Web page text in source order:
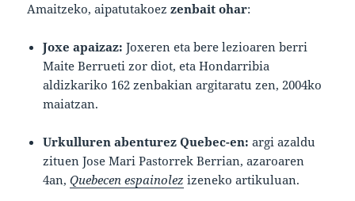
Amaitzeko, aipatutakoezzenbait ohar:
Joxe apaizaz: Joxeren eta bere lezioaren berri
Maite Berrueti zor diot, eta Hondarribia
aldizkariko 162 zenbakian argitaratu zen, 2004ko
maiatzan.
Urkulluren abenturez Quebec-en: argi azaldu
zituen Jose Mari Pastorrek Berrian, azaroaren
4an,Quebecen espainolez izeneko artikuluan.